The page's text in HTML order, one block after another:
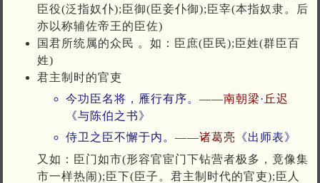
臣役(泛指奴仆);臣御(臣妾仆御);臣宰(本指奴隶。后
亦以称辅佐帝王的臣佐)
国君所统属的众民 。如：臣庶(臣民);臣姓(群臣百
姓)
君主制时的官吏
今功臣名将，雁行有序。——南朝梁· 丘迟
《与陈伯之书》
侍卫之臣不懈于内。——诸葛亮 《出师表》
又如：臣门如市(形容官宦门下钻营者极多，竟像集
市一样热闹);臣下(臣子。君主制时代的官吏);臣人